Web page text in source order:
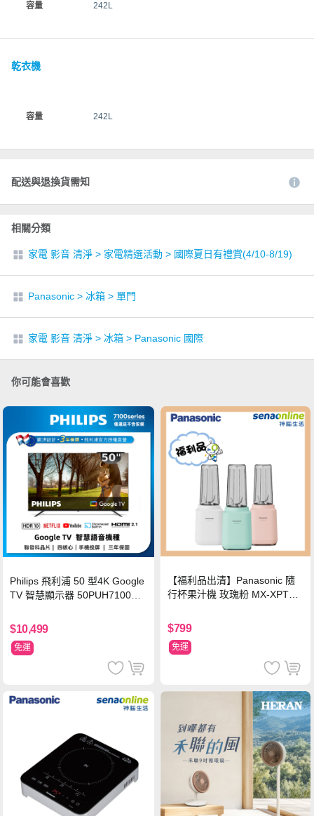
容量 242L
乾衣機
容量 242L
配送與退換貨需知
相關分類
家電 影音 清淨 > 家電精選活動 > 國際夏日有禮賞(4/10-8/19)
Panasonic > 冰箱 > 單門
家電 影音 清淨 > 冰箱 > Panasonic 國際
你可能會喜歡
Philips 飛利浦 50 型4K Google
TV 智慧顯示器 50PUH7100
$10,499
免運
【福利品出清】Panasonic 隨
行杯果汁機 玫瑰粉 MX-XPT10
$799
免運